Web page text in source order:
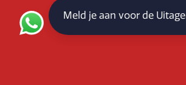
Meld je aan voor de